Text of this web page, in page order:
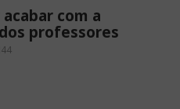
com a
professores